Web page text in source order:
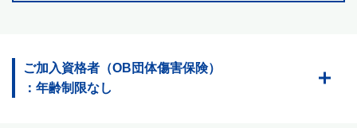
ご加入資格者（OB団体傷害保険）
：年齢制限なし